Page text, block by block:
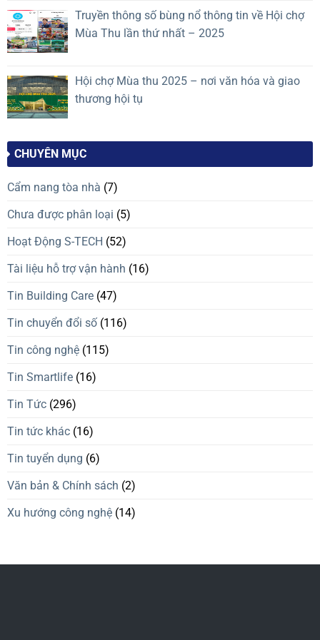
Truyền thông số bùng nổ thông tin về Hội chợ
Mùa Thu lần thứ nhất – 2025
Hội chợ Mùa thu 2025 – nơi văn hóa và giao
thương hội tụ
CHUYÊN MỤC
Cẩm nang tòa nhà (7)
Chưa được phân loại (5)
Hoạt Động S-TECH (52)
Tài liệu hỗ trợ vận hành (16)
Tin Building Care (47)
Tin chuyển đổi số (116)
Tin công nghệ (115)
Tin Smartlife (16)
Tin Tức (296)
Tin tức khác (16)
Tin tuyển dụng (6)
Văn bản & Chính sách (2)
Xu hướng công nghệ (14)